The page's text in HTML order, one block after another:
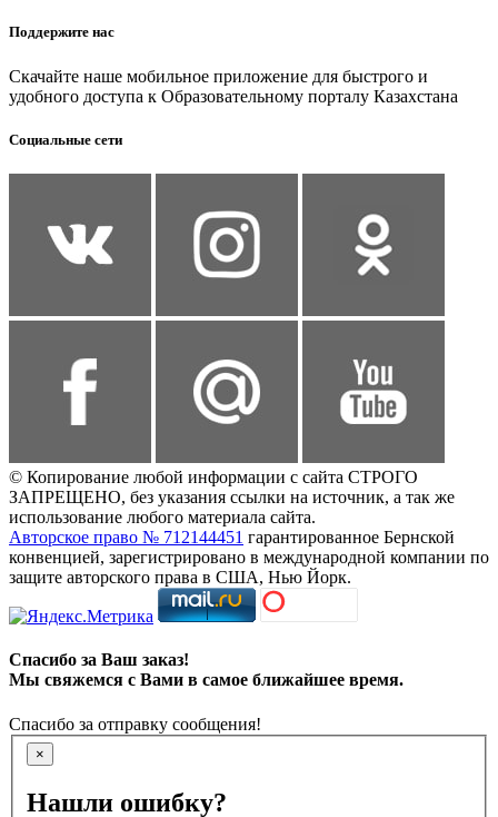
Поддержите нас
Скачайте наше мобильное приложение для быстрого и
удобного доступа к Образовательному порталу Казахстана
Социальные сети
© Копирование любой информации с сайта СТРОГО
ЗАПРЕЩЕНО, без указания ссылки на источник, а так же
использование любого материала сайта.
Авторское право № 712144451 гарантированное Бернской
конвенцией, зарегистрировано в международной компании по
защите авторского права в США, Нью Йорк.
Спасибо за Ваш заказ!
Мы свяжемся с Вами в самое ближайшее время.
Спасибо за отправку сообщения!
×
Нашли ошибку?